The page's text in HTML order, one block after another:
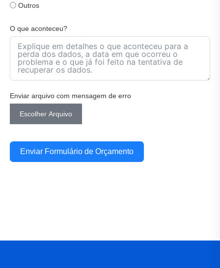
Outros
O que aconteceu?
Enviar arquivo com mensagem de erro
Escolher Arquivo
Enviar Formulário de Orçamento